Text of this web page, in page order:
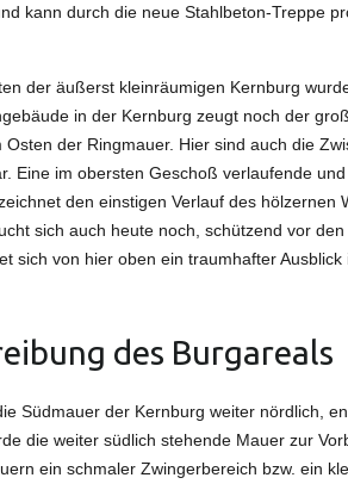
kann durch die neue Stahlbeton-Treppe
der äußerst kleinräumigen Kernburg
in der Kernburg zeugt noch der
der Ringmauer. Hier sind auch die
Eine im obersten Geschoß verlaufende
den einstigen Verlauf des hölzernen
sich auch heute noch, schützend vor
sich von hier oben ein traumhafter
des Burgareals
Südmauer der Kernburg weiter nördlich,
die weiter südlich stehende Mauer zur
ein schmaler Zwingerbereich bzw. ein